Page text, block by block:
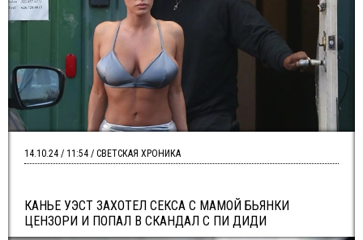
КАНЬЕ УЭСТ ЗАХОТЕЛ СЕКСА С МАМОЙ БЬЯНКИ
ЦЕНЗОРИ И ПОПАЛ В СКАНДАЛ С ПИ ДИДИ
14.10.24 / 11:54 / СВЕТСКАЯ ХРОНИКА